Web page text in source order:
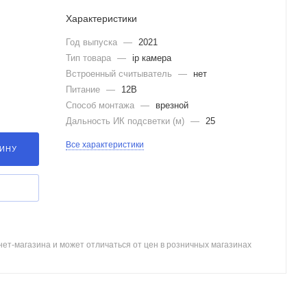
Характеристики
Год выпуска —
2021
Тип товара — ip камера
Встроенный считыватель
—
нет
Питание —
12В
Способ монтажа —
врезной
Дальность ИК подсветки (м) — 25
Все характеристики
магазина и может отличаться от цен в розничных магазинах